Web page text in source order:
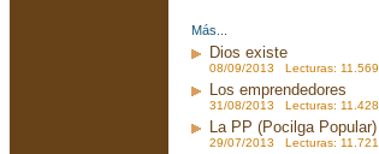
Más...
Dios existe
08/09/2013 Lecturas: 11.569
Los emprendedores
31/08/2013 Lecturas: 11.428
La PP (Pocilga Popular)
29/07/2013 Lecturas: 11.721